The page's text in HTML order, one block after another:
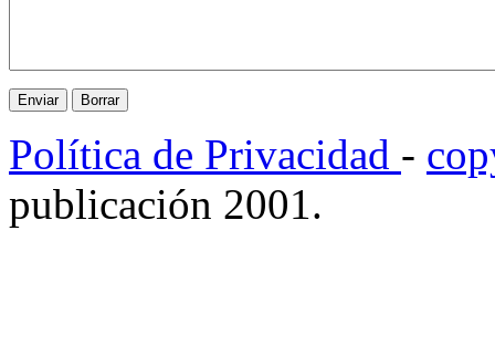
Política de Privacidad -
publicación 2001.